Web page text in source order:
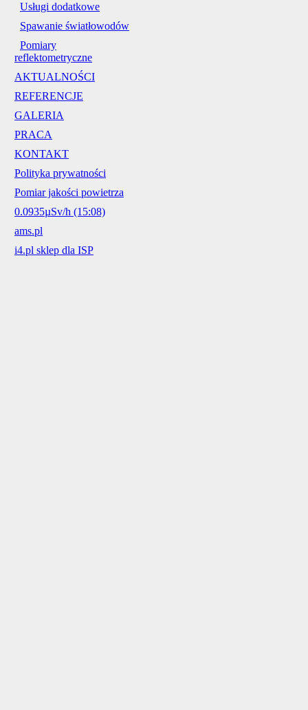
Usługi dodatkowe
Spawanie światłowodów
Pomiary
reflektometryczne
AKTUALNOŚCI
REFERENCJE
GALERIA
PRACA
KONTAKT
Polityka prywatności
Pomiar jakości powietrza
0.0935µSv/h (15:08)
ams.pl
i4.pl sklep dla ISP